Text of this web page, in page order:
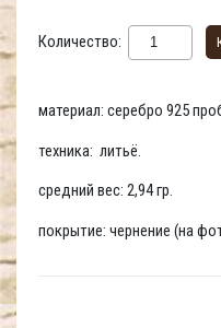
Количество:
материал: серебро 925
техника: литьё.
средний вес: 2,94 гр.
покрытие: чернение (на